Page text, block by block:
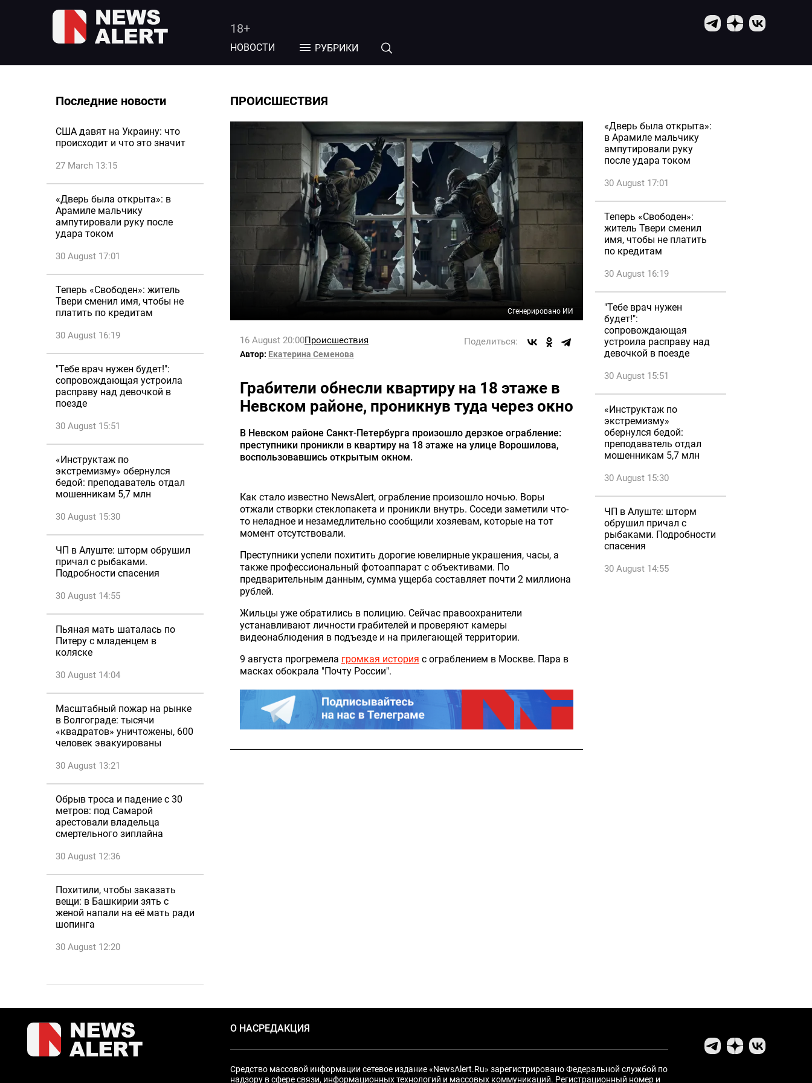
18+
НОВОСТИ РУБРИКИ
Последние новости
США давят на Украину: что
происходит и что это значит
27 March 13:15
«Дверь была открыта»: в
Арамиле мальчику
ампутировали руку после
удара током
30 August 17:01
Теперь «Свободен»: житель
Твери сменил имя, чтобы не
платить по кредитам
30 August 16:19
"Тебе врач нужен будет!":
сопровождающая устроила
расправу над девочкой в
поезде
30 August 15:51
«Инструктаж по
экстремизму» обернулся
бедой: преподаватель отдал
мошенникам 5,7 млн
30 August 15:30
ЧП в Алуште: шторм обрушил
причал с рыбаками.
Подробности спасения
30 August 14:55
Пьяная мать шаталась по
Питеру с младенцем в
коляске
30 August 14:04
Масштабный пожар на рынке
в Волгограде: тысячи
«квадратов» уничтожены, 600
человек эвакуированы
30 August 13:21
Обрыв троса и падение с 30
метров: под Самарой
арестовали владельца
смертельного зиплайна
30 August 12:36
Похитили, чтобы заказать
вещи: в Башкирии зять с
женой напали на её мать ради
шопинга
30 August 12:20
ПРОИСШЕСТВИЯ
Сгенерировано ИИ
16 August 20:00Происшествия Поделиться:
Автор: Екатерина Семенова
Грабители обнесли квартиру на 18 этаже в
Невском районе, проникнув туда через окно
В Невском районе Санкт-Петербурга произошло дерзкое ограбление:
преступники проникли в квартиру на 18 этаже на улице Ворошилова,
воспользовавшись открытым окном.
Как стало известно NewsAlert, ограбление произошло ночью. Воры
отжали створки стеклопакета и проникли внутрь. Соседи заметили что-
то неладное и незамедлительно сообщили хозяевам, которые на тот
момент отсутствовали.
Преступники успели похитить дорогие ювелирные украшения, часы, а
также профессиональный фотоаппарат с объективами. По
предварительным данным, сумма ущерба составляет почти 2 миллиона
рублей.
Жильцы уже обратились в полицию. Сейчас правоохранители
устанавливают личности грабителей и проверяют камеры
видеонаблюдения в подъезде и на прилегающей территории.
9 августа прогремела громкая история с ограблением в Москве. Пара в
масках обокрала "Почту России".
«Дверь была открыта»:
в Арамиле мальчику
ампутировали руку
после удара током
30 August 17:01
Теперь «Свободен»:
житель Твери сменил
имя, чтобы не платить
по кредитам
30 August 16:19
"Тебе врач нужен
будет!":
сопровождающая
устроила расправу над
девочкой в поезде
30 August 15:51
«Инструктаж по
экстремизму»
обернулся бедой:
преподаватель отдал
мошенникам 5,7 млн
30 August 15:30
ЧП в Алуште: шторм
обрушил причал с
рыбаками. Подробности
спасения
30 August 14:55
О НАСРЕДАКЦИЯ
Средство массовой информации сетевое издание «NewsAlert.Ru» зарегистрировано Федеральной службой по
надзору в сфере связи, информационных технологий и массовых коммуникаций. Регистрационный номер и